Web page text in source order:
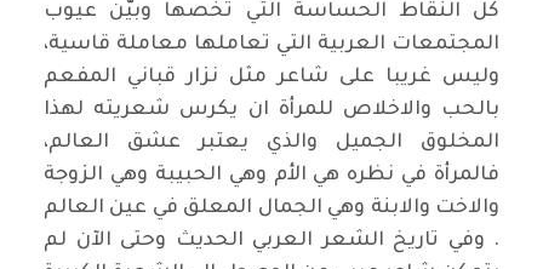
كل النقاط الحساسة التي تخصها وبيَّن عيوب
المجتمعات العربية التي تعاملها معاملة قاسية،
وليس غريبا على شاعر مثل نزار قباني المفعم
بالحب والاخلاص للمرأة ان يكرس شعريته لهذا
المخلوق الجميل والذي يعتبر عشق العالم،
فالمرأة في نظره هي الأم وهي الحبيبة وهي الزوجة
والاخت والابنة وهي الجمال المعلق في عين العالم
. وفي تاريخ الشعر العربي الحديث وحتى الآن لم